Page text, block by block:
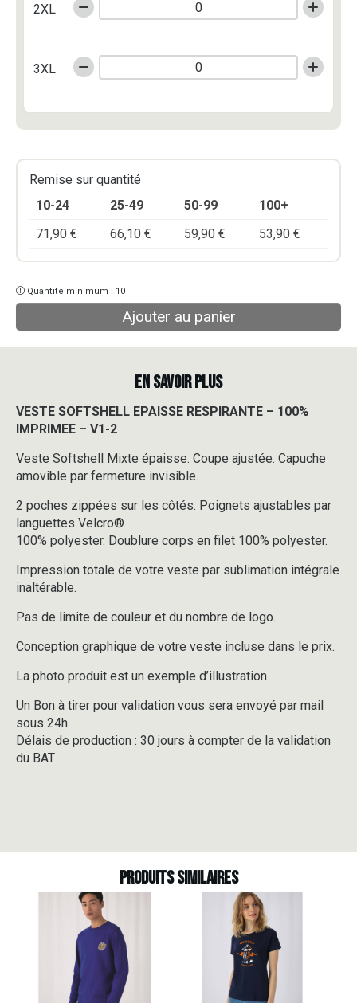
2XL
3XL
Remise sur quantité
10-24
25-49 50-99
100+
71,90 € 66,10 € 59,90 € 53,90 €
Quantité minimum : 10
Ajouter au panier
EN SAVOIR PLUS
VESTE SOFTSHELL EPAISSE RESPIRANTE – 100%
IMPRIMEE – V1-2
Veste Softshell Mixte épaisse. Coupe ajustée. Capuche
amovible par fermeture invisible.
2 poches zippées sur les côtés. Poignets ajustables par
languettes Velcro®
100% polyester. Doublure corps en filet 100% polyester.
Impression totale de votre veste par sublimation intégrale
inaltérable.
Pas de limite de couleur et du nombre de logo.
Conception graphique de votre veste incluse dans le prix.
La photo produit est un exemple d’illustration
Un Bon à tirer pour validation vous sera envoyé par mail
sous 24h.
Délais de production : 30 jours à compter de la validation
du BAT
Produits similaires